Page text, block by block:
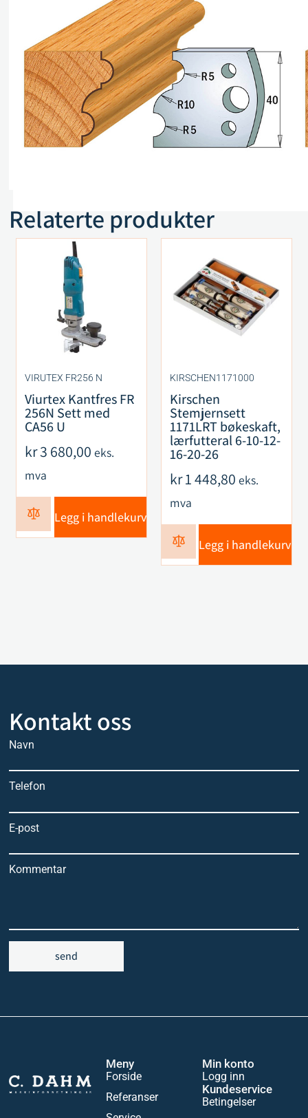
Legg i handlekurv
Sammenlign
Legg i ønskeliste
Beskrivelse
Spesifikasjoner
Relaterte produkter
VIRUTEX FR256 N
Viurtex Kantfres FR
256N Sett med
CA56 U
kr3 680,00 eks.
mva
Legg i handlekurv
KIRSCHEN1171000
Kirschen
Stemjernsett
1171LRT bøkeskaft,
lærfutteral 6-10-12-
16-20-26
kr1 448,80 eks.
mva
Legg i handlekurv
Kontakt oss
Navn
Telefon
E-post
Kommentar
send
Meny
Forside
Referanser
Min konto
Logg inn
Kundeservice
Betingelser